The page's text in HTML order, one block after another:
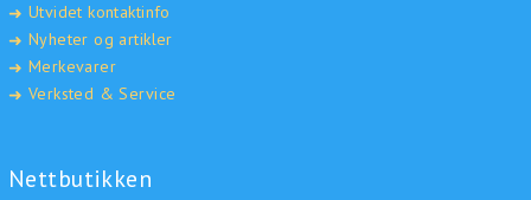
➜ Utvidet kontaktinfo
➜ Nyheter og artikler
➜ Merkevarer
➜ Verksted & Service
Nettbutikken